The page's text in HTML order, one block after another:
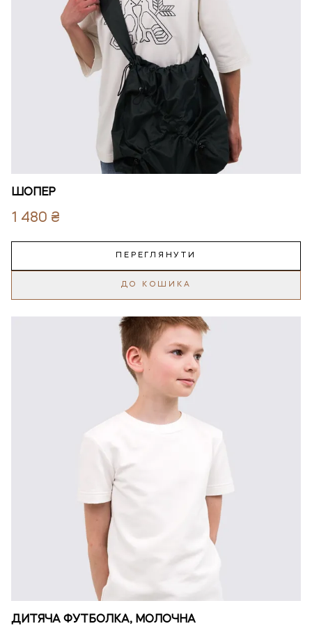
ШОПЕР
1 480 ₴
ПЕРЕГЛЯНУТИ
ДО КОШИКА
ДИТЯЧА ФУТБОЛКА, МОЛОЧНА